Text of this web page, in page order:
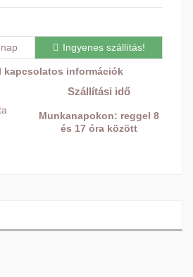
Ingyenes szállítás!
kapcsolatos információk
Szállítási idő
Munkanapokon: reggel 8
és 17 óra között